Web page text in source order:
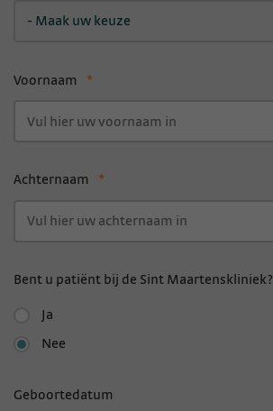
- Maak uw keuze
Voornaam *
Achternaam *
Bent u patiënt bij de Sint Maartenskliniek?
Ja
Nee
Geboortedatum